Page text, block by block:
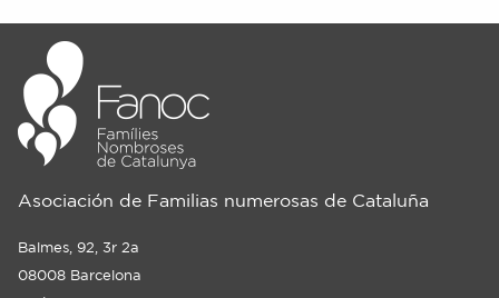
Asociación de Familias numerosas de Cataluña
Balmes, 92, 3r 2a
08008 Barcelona